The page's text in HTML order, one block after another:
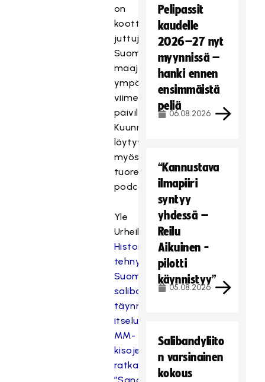
on
koottu
juttuja
Suomen
maajoukkueen
ympäriltä
viime
päiviltä.
Kuunneltavaksi
löytyy
myös
tuoreita
podcasteja.
Yle
Urheilu
Historiaa
tehnyt
Suomen
salibandyjoukkue
täynnä
itseluottamusta
MM-
kisojen
ratkaisupeleihin:
Pelipassit
kaudelle
2026–27 nyt
myynnissä –
hanki ennen
ensimmäistä
peliä
06.08.2026
“Kannustava
ilmapiiri
syntyy
yhdessä –
Reilu
Aikuinen -
pilotti
käynnistyy”
05.08.2026
Salibandyliito
n varsinainen
kokous